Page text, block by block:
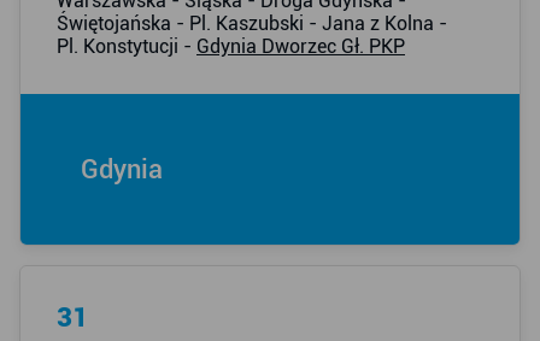
Świętojańska - Pl. Kaszubski - Jana z Kolna -
Pl. Konstytucji - Gdynia Dworzec Gł. PKP
Gdynia
31